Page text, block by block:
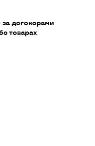
за договорами
товарах